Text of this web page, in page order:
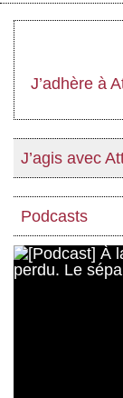
J’adhère à
J’agis avec
Podcasts